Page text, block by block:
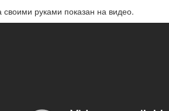
своими руками показан на видео.